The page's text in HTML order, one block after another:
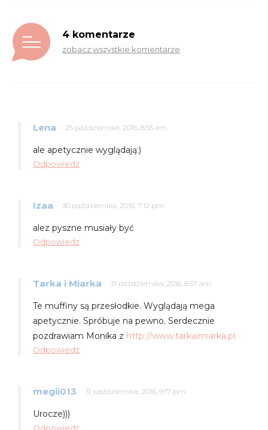
4 komentarze
zobacz wszystkie komentarze
Lena 25 października, 2016, 8:55 am
ale apetycznie wyglądają:)
Odpowiedz
Izaa 30 października, 2016, 7:12 pm
alez pyszne musiały być
Odpowiedz
Tarka i Miarka 31 października, 2016, 8:57 am
Te muffiny są przesłodkie. Wyglądają mega
apetycznie. Spróbuje na pewno. Serdecznie
pozdrawiam Monika z http://www.tarkaimiarka.pl
Odpowiedz
megii013 31 października, 2016, 9:17 pm
Urocze)))
Odpowiedz